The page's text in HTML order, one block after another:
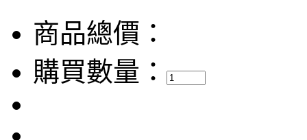
商品總價：
購買數量：